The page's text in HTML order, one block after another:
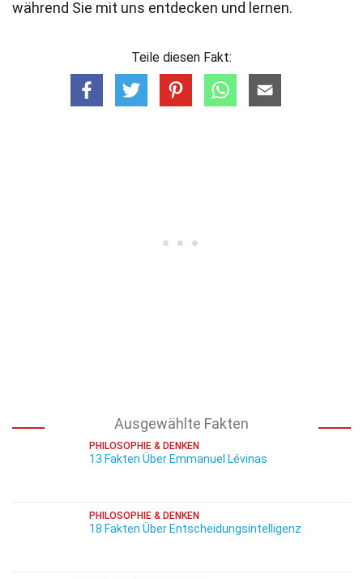
während Sie mit uns entdecken und lernen.
Teile diesen Fakt:
Ausgewählte Fakten
PHILOSOPHIE & DENKEN
13 Fakten Über Emmanuel Lévinas
PHILOSOPHIE & DENKEN
18 Fakten Über Entscheidungsintelligenz